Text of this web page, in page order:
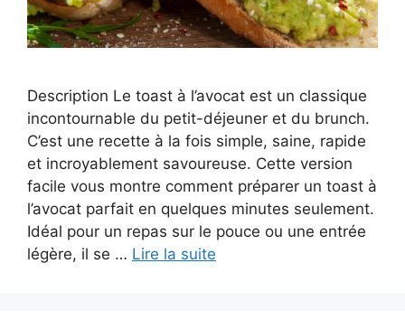
Description Le toast à l’avocat est un classique
incontournable du petit-déjeuner et du brunch.
C’est une recette à la fois simple, saine, rapide
et incroyablement savoureuse. Cette version
facile vous montre comment préparer un toast à
l’avocat parfait en quelques minutes seulement.
Idéal pour un repas sur le pouce ou une entrée
légère, il se … Lire la suite